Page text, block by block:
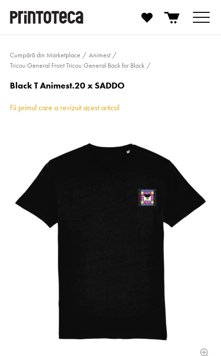
Cumpără din Marketplace
Animest
Tricou General Front Tricou General Back for Black
Black T Animest.20 x SADDO
Fii primul care a revizuit acest articol